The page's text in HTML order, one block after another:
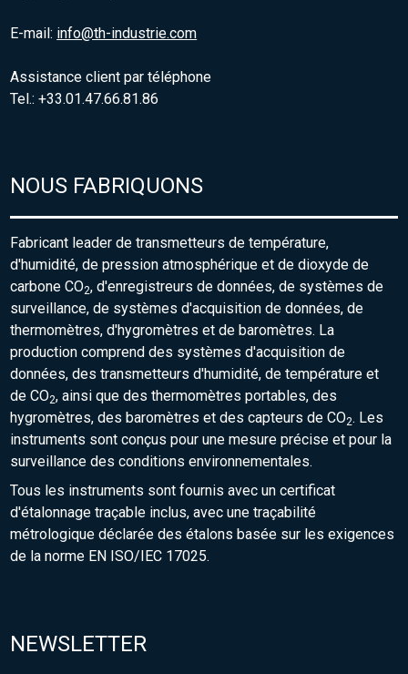
E-mail: info@th-industrie.com
Assistance client par téléphone
Tel.: +33.01.47.66.81.86
NOUS FABRIQUONS
Fabricant leader de transmetteurs de température,
d'humidité, de pression atmosphérique et de dioxyde de
carbone CO2, d'enregistreurs de données, de systèmes de
surveillance, de systèmes d'acquisition de données, de
thermomètres, d'hygromètres et de baromètres. La
production comprend des systèmes d'acquisition de
données, des transmetteurs d'humidité, de température et
de CO2, ainsi que des thermomètres portables, des
hygromètres, des baromètres et des capteurs de CO2. Les
instruments sont conçus pour une mesure précise et pour la
surveillance des conditions environnementales.
Tous les instruments sont fournis avec un certificat
d'étalonnage traçable inclus, avec une traçabilité
métrologique déclarée des étalons basée sur les exigences
de la norme EN ISO/IEC 17025.
NEWSLETTER